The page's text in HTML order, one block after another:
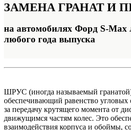
ЗАМЕНА ГРАНАТ И
на автомобилях Форд S-
любого года выпуска
ШРУС (иногда называемый
обеспечивающий равенство
за передачу крутящего момента от
движущимся частям колес. Это
взаимодействия корпуса и обоймы,